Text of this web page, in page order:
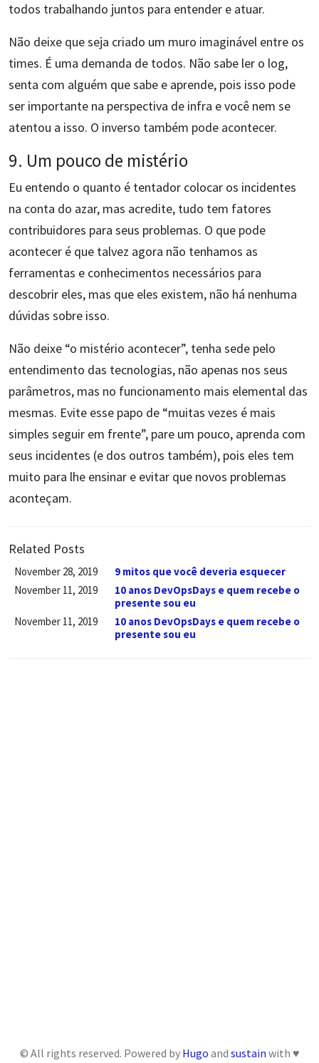
todos trabalhando juntos para entender e atuar.
Não deixe que seja criado um muro imaginável entre os
times. É uma demanda de todos. Não sabe ler o log,
senta com alguém que sabe e aprende, pois isso pode
ser importante na perspectiva de infra e você nem se
atentou a isso. O inverso também pode acontecer.
9. Um pouco de mistério
Eu entendo o quanto é tentador colocar os incidentes
na conta do azar, mas acredite, tudo tem fatores
contribuidores para seus problemas. O que pode
acontecer é que talvez agora não tenhamos as
ferramentas e conhecimentos necessários para
descobrir eles, mas que eles existem, não há nenhuma
dúvidas sobre isso.
Não deixe “o mistério acontecer”, tenha sede pelo
entendimento das tecnologias, não apenas nos seus
parâmetros, mas no funcionamento mais elemental das
mesmas. Evite esse papo de “muitas vezes é mais
simples seguir em frente”, pare um pouco, aprenda com
seus incidentes (e dos outros também), pois eles tem
muito para lhe ensinar e evitar que novos problemas
aconteçam.
Related Posts
November 28, 2019
9 mitos que você deveria esquecer
November 11, 2019
10 anos DevOpsDays e quem recebe o
presente sou eu
November 11, 2019
10 anos DevOpsDays e quem recebe o
presente sou eu
© All rights reserved. Powered by Hugo and sustain with ♥